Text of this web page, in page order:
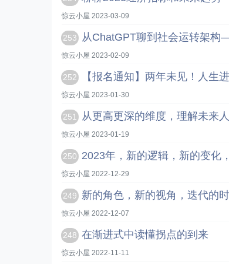
惊云小屋 2023-03-09
253 从ChatGPT聊到社会运转架
惊云小屋 2023-02-09
252 【报名通知】两年未见！人生
惊云小屋 2023-01-30
251 从更高更深的维度，理解未来
惊云小屋 2023-01-19
250 2023年，新的逻辑，新的变化
惊云小屋 2022-12-29
249 新的角色，新的视角，迭代的时
惊云小屋 2022-12-07
248 在渐进式中读懂拐点的到来
惊云小屋 2022-11-11